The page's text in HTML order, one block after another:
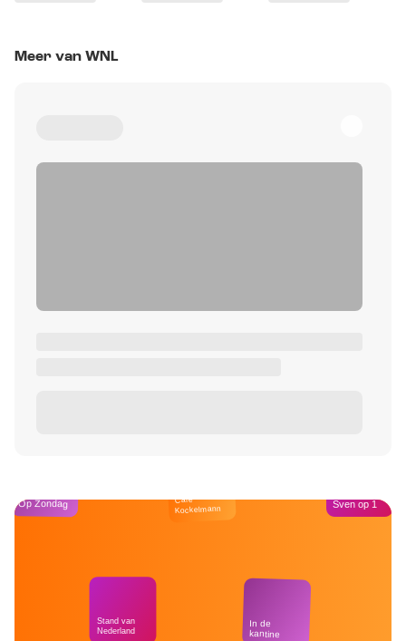
Meer van WNL
Op Zondag
Stand van
Nederland
Café
Kockelmann
In de
kantine
Sven op 1